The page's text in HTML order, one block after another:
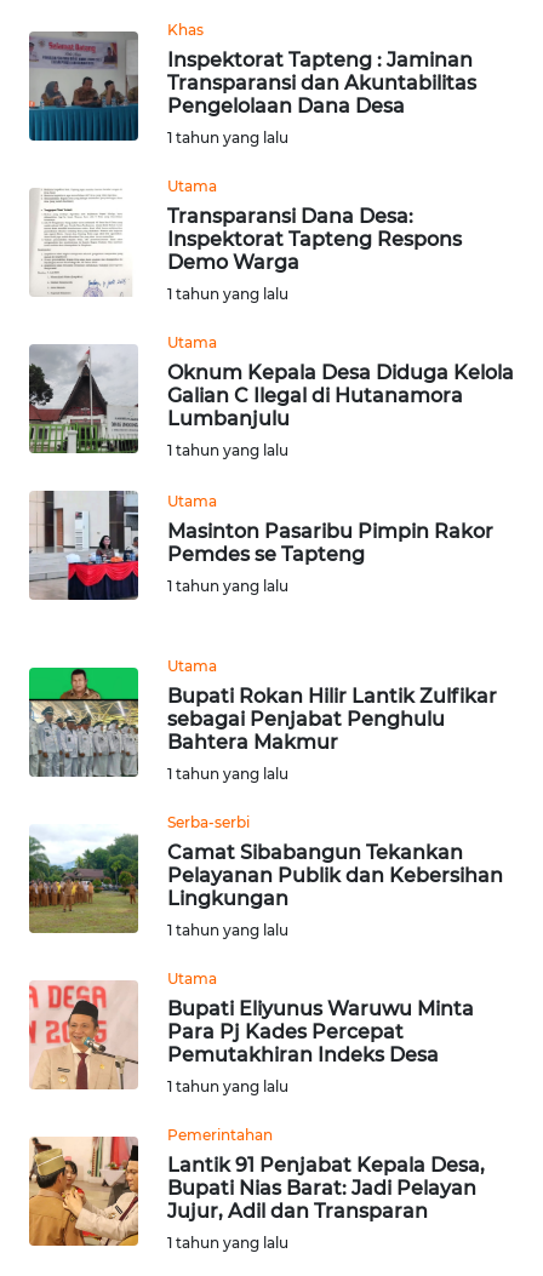
Khas
Inspektorat Tapteng : Jaminan
Transparansi dan Akuntabilitas
Pengelolaan Dana Desa
1 tahun yang lalu
Utama
Transparansi Dana Desa:
Inspektorat Tapteng Respons
Demo Warga
1 tahun yang lalu
Utama
Oknum Kepala Desa Diduga Kelola
Galian C Ilegal di Hutanamora
Lumbanjulu
1 tahun yang lalu
Utama
Masinton Pasaribu Pimpin Rakor
Pemdes se Tapteng
1 tahun yang lalu
Utama
Bupati Rokan Hilir Lantik Zulfikar
sebagai Penjabat Penghulu
Bahtera Makmur
1 tahun yang lalu
Serba-serbi
Camat Sibabangun Tekankan
Pelayanan Publik dan Kebersihan
Lingkungan
1 tahun yang lalu
Utama
Bupati Eliyunus Waruwu Minta
Para Pj Kades Percepat
Pemutakhiran Indeks Desa
1 tahun yang lalu
Pemerintahan
Lantik 91 Penjabat Kepala Desa,
Bupati Nias Barat: Jadi Pelayan
Jujur, Adil dan Transparan
1 tahun yang lalu
WN
KALTARA
WN
WN
KALTIM
SULSEL
WN
GORONTALO
SULUT
WN
WN
MALUT
WN
WN
DANAU
TOBA
WN
NIAS
WN
LANGKAT
WN
TAPANULI
SELATAN